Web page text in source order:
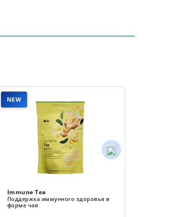
NEW
Super Greens
Мощный комплекс суперфудов